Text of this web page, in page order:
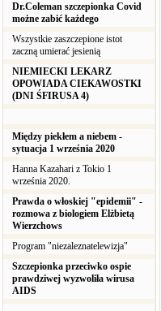
Dr.Coleman szczepionka Covid
możne zabić każdego
Wszystkie zaszczepione istot
zaczną umierać jesienią
NIEMIECKI LEKARZ
OPOWIADA CIEKAWOSTKI
(DNI ŚFIRUSA 4)
Między piekłem a niebem -
sytuacja 1 września 2020
Hanna Kazahari z Tokio 1
września 2020.
Prawda o włoskiej "epidemii" -
rozmowa z biologiem Elżbietą
Wierzchows
Program "niezaleznatelewizja"
Szczepionka przeciwko ospie
prawdziwej wyzwoliła wirusa
AIDS